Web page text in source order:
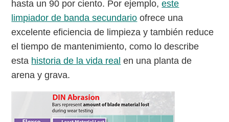
hasta un 90 por ciento. Por ejemplo,este
limpiador de banda secundario ofrece una
excelente eficiencia de limpieza y también reduce
el tiempo de mantenimiento, como lo describe
esta historia de la vida real en una planta de
arena y grava.